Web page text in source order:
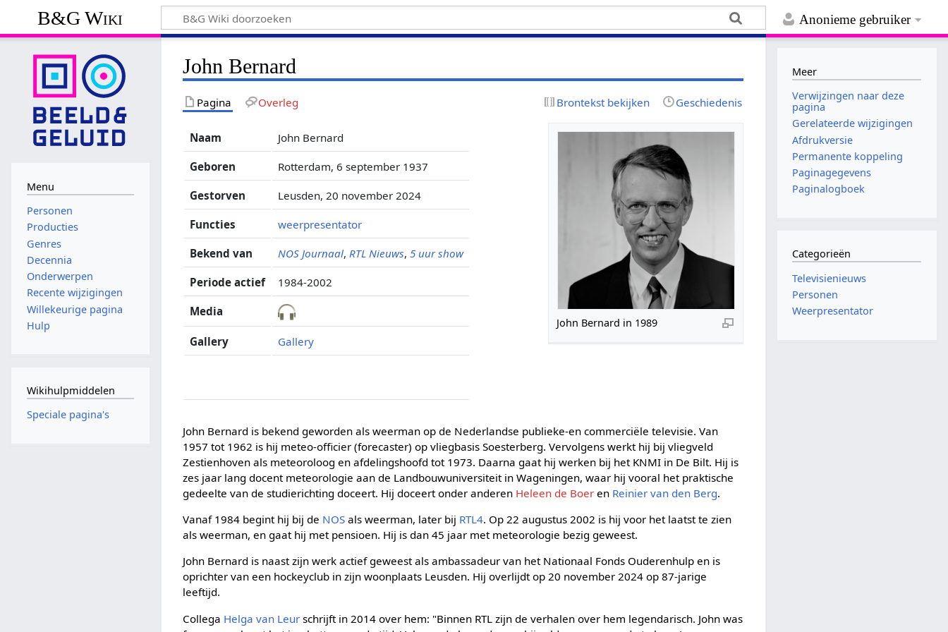
Anonieme gebruiker
B&G Wiki
John Bernard
Pagina Overleg Brontekst bekijken Geschiedenis
John Bernard in 1989
Naam John Bernard
Geboren Rotterdam, 6 september 1937
Gestorven Leusden, 20 november 2024
Functies weerpresentator
Bekend van NOS Journaal, RTL Nieuws,5 uur show
Periode actief 1984-2002
Media
Gallery Gallery
John Bernard is bekend geworden als weerman op de Nederlandse publieke-en commerciële televisie. Van
1957 tot 1962 is hij meteo-officier (forecaster) op vliegbasis Soesterberg. Vervolgens werkt hij bij vliegveld
Zestienhoven als meteoroloog en afdelingshoofd tot 1973. Daarna gaat hij werken bij het KNMI in De Bilt. Hij is
zes jaar lang docent meteorologie aan de Landbouwuniversiteit in Wageningen, waar hij vooral het praktische
gedeelte van de studierichting doceert. Hij doceert onder anderen Heleen de Boer en Reinier van den Berg.
Vanaf 1984 begint hij bij de NOS als weerman, later bij RTL4. Op 22 augustus 2002 is hij voor het laatst te zien
als weerman, en gaat hij met pensioen. Hij is dan 45 jaar met meteorologie bezig geweest.
John Bernard is naast zijn werk actief geweest als ambassadeur van het Nationaal Fonds Ouderenhulp en is
oprichter van een hockeyclub in zijn woonplaats Leusden. Hij overlijdt op 20 november 2024 op 87-jarige
leeftijd.
Collega Helga van Leur schrijft in 2014 over hem: "Binnen RTL zijn de verhalen over hem legendarisch. John was
Menu
Personen
Producties
Genres
Decennia
Onderwerpen
Recente wijzigingen
Willekeurige pagina
Hulp
Wikihulpmiddelen
Speciale pagina's
Meer
Verwijzingen naar deze
pagina
Gerelateerde wijzigingen
Afdrukversie
Permanente koppeling
Paginagegevens
Paginalogboek
Categorieën
Televisienieuws
Personen
Weerpresentator